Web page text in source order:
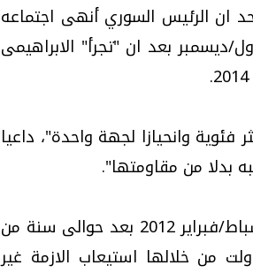
ان الرئيس السوري أنهى اجتماعه
ديسمبر بعد ان "تجرأ" الابراهيمى
وانحيازا لجهة واحدة"، داعيا
بدلا من مقاومتها".
واعدت السلطات السورية دستورا تم الاستفتاء عليه في شباط/فبراير 2012 بعد حوالى سنة من
من خلالها استيعاب الازمة غير